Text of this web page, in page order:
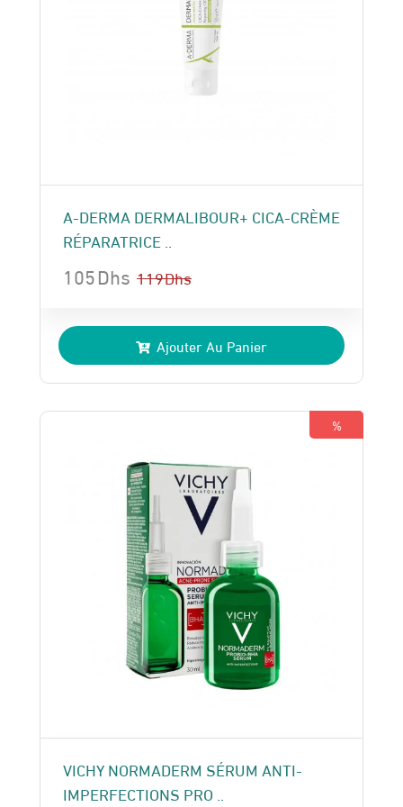
A-DERMA DERMALIBOUR+ CICA-CRÈME
RÉPARATRICE ..
119Dhs
prix
initial
était :
119 Dhs.
105Dhs
prix
actuel
est :
105 Dhs.
Ajouter Au Panier
%
VICHY NORMADERM SÉRUM ANTI-
IMPERFECTIONS PRO ..